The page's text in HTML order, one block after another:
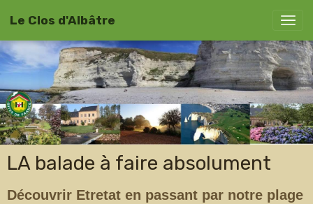
Le Clos d'Albâtre
LA balade à faire absolument
Découvrir Etretat en passant par notre plage